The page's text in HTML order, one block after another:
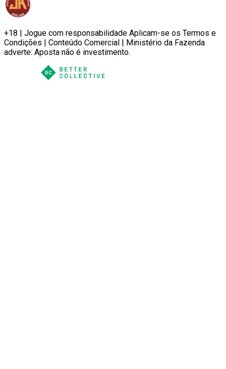
+18 | Jogue com responsabilidade Aplicam-se os Termos e
Condições | Conteúdo Comercial | Ministério da Fazenda
adverte: Aposta não é investimento.